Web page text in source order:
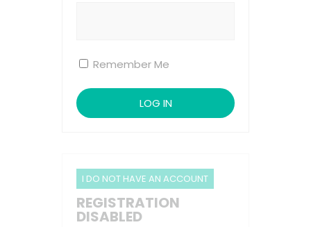
Remember Me
I DO NOT HAVE AN ACCOUNT
REGISTRATION
DISABLED